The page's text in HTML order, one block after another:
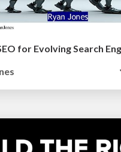
for Evolving Search